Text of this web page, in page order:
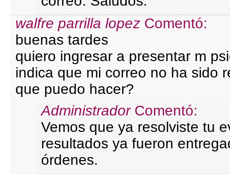
walfre parrilla lopez Comentó:
buenas tardes
quiero ingresar a presentar m
indica que mi correo no ha sido
que puedo hacer?
Administrador Comentó:
Vemos que ya resolviste tu
resultados ya fueron
órdenes.